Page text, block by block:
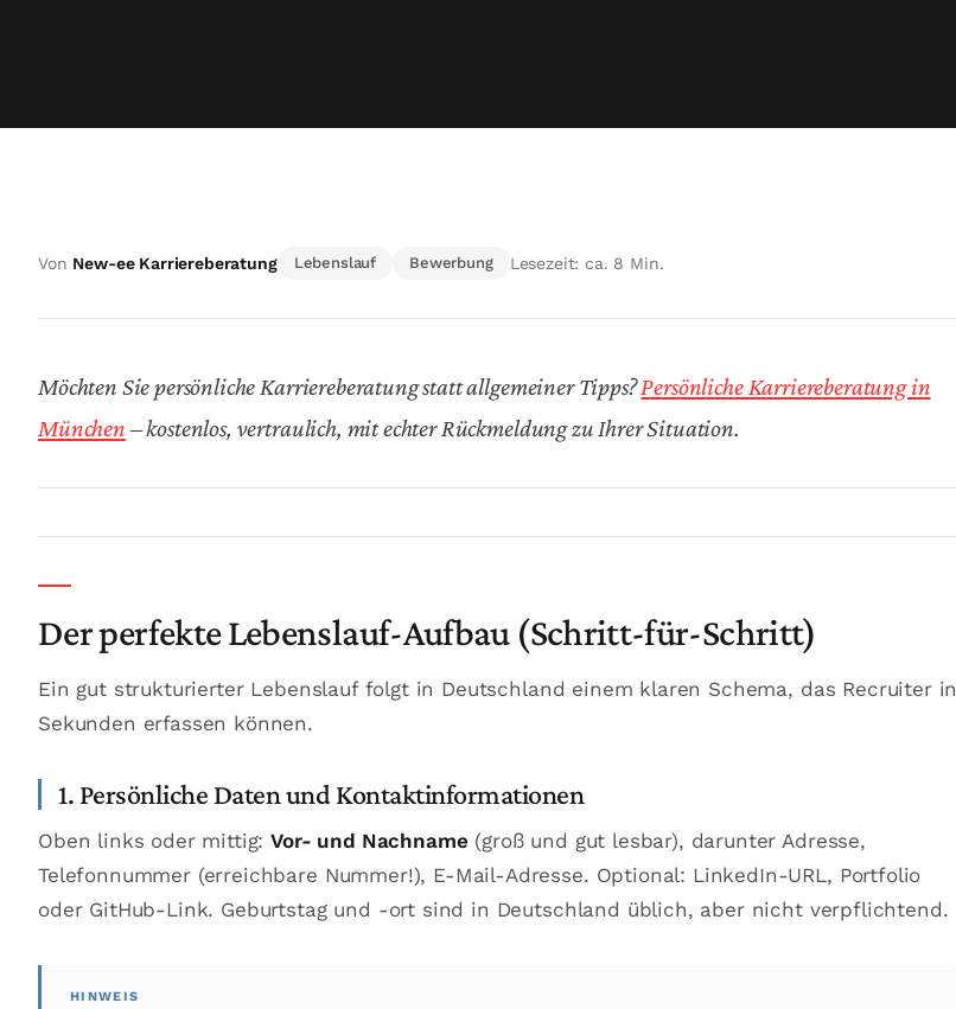
Von New-ee Karriereberatung Lebenslauf Bewerbung Lesezeit: ca. 8 Min.
Möchten Sie persönliche Karriereberatung statt allgemeiner Tipps?Persönliche Karriereberatung in
München – kostenlos, vertraulich, mit echter Rückmeldung zu Ihrer Situation.
Der perfekte Lebenslauf-Aufbau (Schritt-für-Schritt)
Ein gut strukturierter Lebenslauf folgt in Deutschland einem klaren Schema, das Recruiter in
Sekunden erfassen können.
1. Persönliche Daten und Kontaktinformationen
Oben links oder mittig:Vor- und Nachname (groß und gut lesbar), darunter Adresse,
Telefonnummer (erreichbare Nummer!), E-Mail-Adresse. Optional: LinkedIn-URL, Portfolio
oder GitHub-Link. Geburtstag und -ort sind in Deutschland üblich, aber nicht verpflichtend.